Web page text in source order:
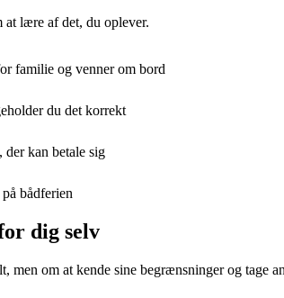
lære af det, du oplever.
familie og venner om bord
du det korrekt
der kan betale sig
bådferien
dig selv
om at kende sine begrænsninger og tage